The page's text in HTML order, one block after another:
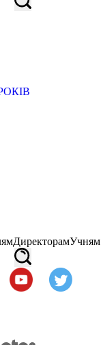
ДиректорамУчням